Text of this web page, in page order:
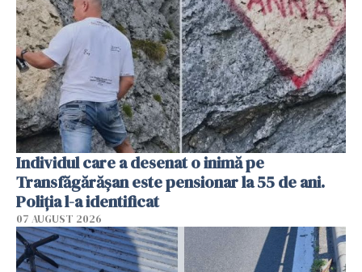
Individul care a desenat o inimă pe
Transfăgărășan este pensionar la 55 de ani.
Poliția l-a identificat
07 AUGUST 2026